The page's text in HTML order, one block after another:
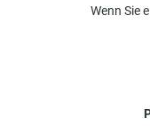
Wenn Sie